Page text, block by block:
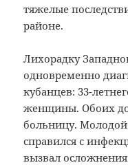
тяжелые
районе.
Лихорадку
одновременно
кубанцев: 33-
женщины. Обоих
больницу.
справился с
вызвал